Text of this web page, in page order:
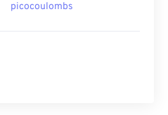
picocoulombs